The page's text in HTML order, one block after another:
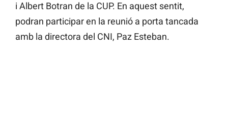
i Albert Botran de la CUP. En aquest sentit,
podran participar en la reunió a porta tancada
amb la directora del CNI, Paz Esteban.